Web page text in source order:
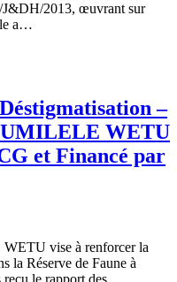
2013, œuvrant sur
a…
–
WETU
et Financé par
vise à renforcer la
la Réserve de Faune à
le rapport des